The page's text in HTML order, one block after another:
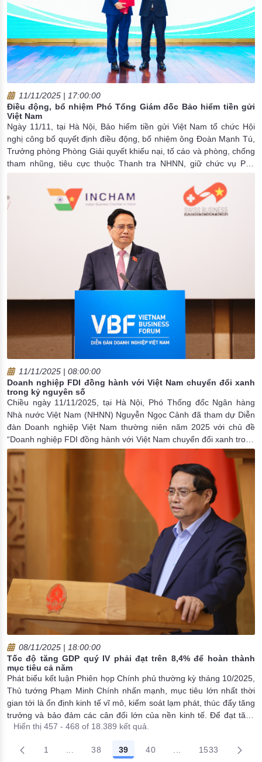
11/11/2025 | 17:00:00
Điều động, bổ nhiệm Phó Tổng Giám đốc Bảo hiểm tiền gửi
Việt Nam
Ngày 11/11, tại Hà Nội, Bảo hiểm tiền gửi Việt Nam tổ chức Hội
nghị công bố quyết định điều động, bổ nhiệm ông Đoàn Mạnh Tú,
Trưởng phòng Phòng Giải quyết khiếu nại, tố cáo và phòng, chống
tham nhũng, tiêu cực thuộc Thanh tra NHNN, giữ chức vụ Phó
11/11/2025 | 08:00:00
Doanh nghiệp FDI đồng hành với Việt Nam chuyển đổi xanh
trong kỷ nguyên số
Chiều ngày 11/11/2025, tại Hà Nội, Phó Thống đốc Ngân hàng
Nhà nước Việt Nam (NHNN) Nguyễn Ngọc Cảnh đã tham dự Diễn
đàn Doanh nghiệp Việt Nam thường niên năm 2025 với chủ đề
“Doanh nghiệp FDI đồng hành với Việt Nam chuyển đổi xanh trong
kỷ nguyên số”. Diễn đàn do Thủ tướng Phạm Minh Chính chủ trì
cùng Ngân hàng Thế giới, Tổ chức Tài chính Quốc tế và Liên minh
Diễn đàn Doanh nghiệp Việt Nam phối hợp tổ chức.
08/11/2025 | 18:00:00
Tốc độ tăng GDP quý IV phải đạt trên 8,4% để hoàn thành
mục tiêu cả năm
Phát biểu kết luận Phiên họp Chính phủ thường kỳ tháng 10/2025,
Thủ tướng Phạm Minh Chính nhấn mạnh, mục tiêu lớn nhất thời
gian tới là ổn định kinh tế vĩ mô, kiểm soát lạm phát, thúc đẩy tăng
trưởng và bảo đảm các cân đối lớn của nền kinh tế. Để đạt tăng
trưởng cả năm trên 8%, tốc độ tăng GDP quý IV cần đạt ít nhất
Hiển thị 457 - 468 of 18.389 kết quả.
1 ...Trang trung gian Use TAB to navigate.
38 39 40 ...Trang trung gian
1533